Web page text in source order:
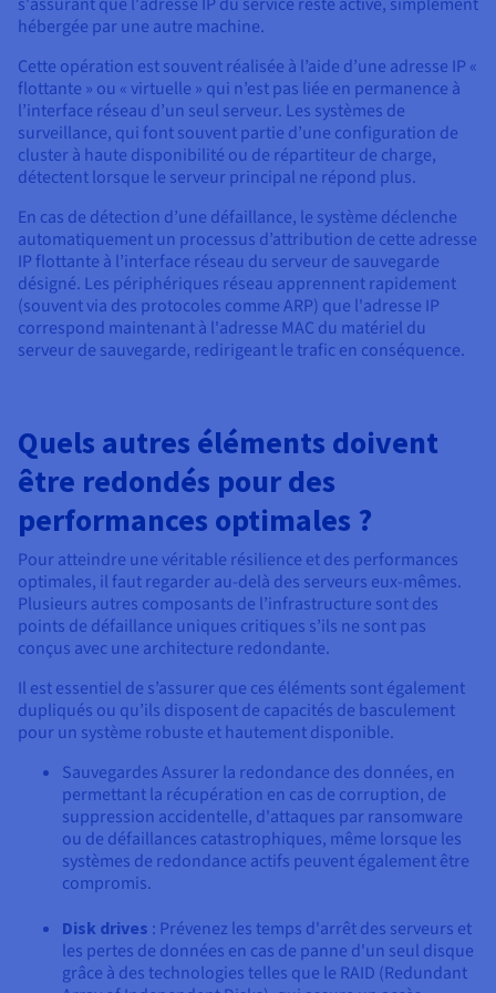
hébergée par une autre machine.
Cette opération est souvent réalisée à l’aide d’une adresse IP «
flottante » ou « virtuelle » qui n’est pas liée en permanence à
l’interface réseau d’un seul serveur. Les systèmes de
surveillance, qui font souvent partie d’une configuration de
cluster à haute disponibilité ou de répartiteur de charge,
détectent lorsque le serveur principal ne répond plus.
En cas de détection d’une défaillance, le système déclenche
automatiquement un processus d’attribution de cette adresse
IP flottante à l’interface réseau du serveur de sauvegarde
désigné. Les périphériques réseau apprennent rapidement
(souvent via des protocoles comme ARP) que l'adresse IP
correspond maintenant à l'adresse MAC du matériel du
serveur de sauvegarde, redirigeant le trafic en conséquence.
Quels autres éléments doivent
être redondés pour des
performances optimales ?
Pour atteindre une véritable résilience et des performances
optimales, il faut regarder au-delà des serveurs eux-mêmes.
Plusieurs autres composants de l’infrastructure sont des
points de défaillance uniques critiques s’ils ne sont pas
conçus avec une architecture redondante.
Il est essentiel de s’assurer que ces éléments sont également
dupliqués ou qu’ils disposent de capacités de basculement
pour un système robuste et hautement disponible.
Sauvegardes Assurer la redondance des données, en
permettant la récupération en cas de corruption, de
suppression accidentelle, d'attaques par ransomware
ou de défaillances catastrophiques, même lorsque les
systèmes de redondance actifs peuvent également être
compromis.
Disk drives : Prévenez les temps d'arrêt des serveurs et
les pertes de données en cas de panne d'un seul disque
grâce à des technologies telles que le RAID (Redundant